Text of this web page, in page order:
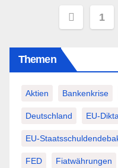
1
Themen
Aktien Bankenkrise
Deutschland EU-
EU-
FED Fiatwährungen